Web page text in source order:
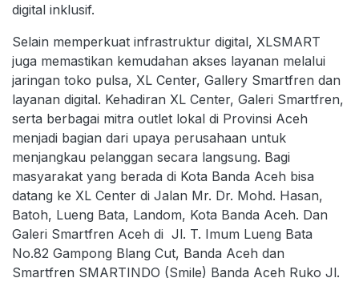
digital inklusif.
Selain memperkuat infrastruktur digital, XLSMART
juga memastikan kemudahan akses layanan melalui
jaringan toko pulsa, XL Center, Gallery Smartfren dan
layanan digital. Kehadiran XL Center, Galeri Smartfren,
serta berbagai mitra outlet lokal di Provinsi Aceh
menjadi bagian dari upaya perusahaan untuk
menjangkau pelanggan secara langsung. Bagi
masyarakat yang berada di Kota Banda Aceh bisa
datang ke XL Center di Jalan Mr. Dr. Mohd. Hasan,
Batoh, Lueng Bata, Landom, Kota Banda Aceh. Dan
Galeri Smartfren Aceh di Jl. T. Imum Lueng Bata
No.82 Gampong Blang Cut, Banda Aceh dan
Smartfren SMARTINDO (Smile) Banda Aceh Ruko Jl.